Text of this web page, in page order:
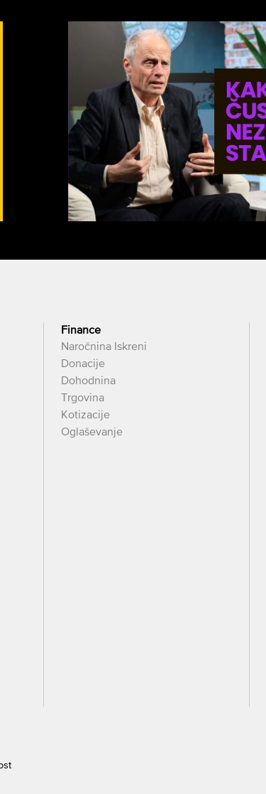
Finance
Naročnina Iskreni
Donacije
Dohodnina
Trgovina
Kotizacije
Oglaševanje